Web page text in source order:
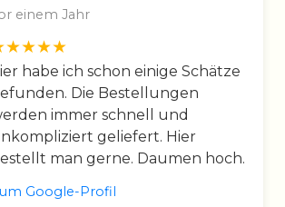
einem Jahr
habe ich schon einige Schätze
Die Bestellungen
immer schnell und
geliefert. Hier
man gerne. Daumen hoch.
Google-Profil